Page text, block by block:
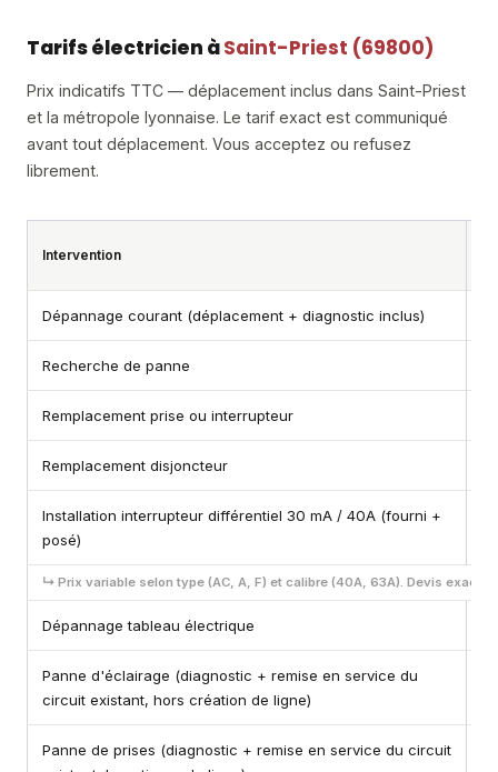
Tarifs électricien àSaint-Priest (69800)
Prix indicatifs TTC — déplacement inclus dans Saint-Priest
et la métropole lyonnaise. Le tarif exact est communiqué
avant tout déplacement. Vous acceptez ou refusez
librement.
Intervention
Dépannage courant (déplacement + diagnostic inclus)
Recherche de panne
Remplacement prise ou interrupteur
Remplacement disjoncteur
Installation interrupteur différentiel 30 mA / 40A (fourni +
posé)
↳ Prix variable selon type (AC, A, F) et calibre (40A, 63A). Devis exact
Dépannage tableau électrique
Panne d'éclairage (diagnostic + remise en service du
circuit existant, hors création de ligne)
Panne de prises (diagnostic + remise en service du circuit